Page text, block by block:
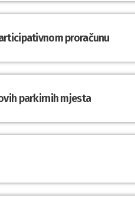
proračunu
parkirnih mjesta